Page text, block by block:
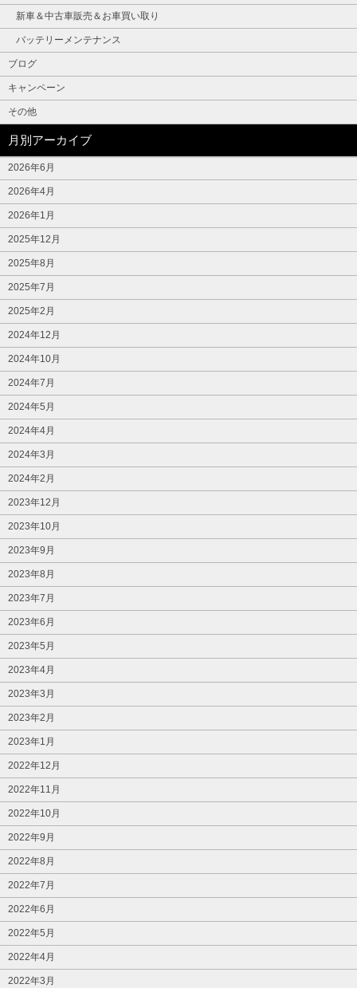
新車＆中古車販売＆お車買い取り
バッテリーメンテナンス
ブログ
キャンペーン
その他
月別アーカイブ
2026年6月
2026年4月
2026年1月
2025年12月
2025年8月
2025年7月
2025年2月
2024年12月
2024年10月
2024年7月
2024年5月
2024年4月
2024年3月
2024年2月
2023年12月
2023年10月
2023年9月
2023年8月
2023年7月
2023年6月
2023年5月
2023年4月
2023年3月
2023年2月
2023年1月
2022年12月
2022年11月
2022年10月
2022年9月
2022年8月
2022年7月
2022年6月
2022年5月
2022年4月
2022年3月